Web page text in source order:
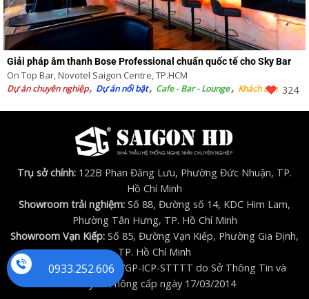
0933.252.606
Giải pháp âm thanh Bose Professional chuẩn quốc tế cho Sky Bar
On Top Bar, Novotel Saigon Centre, TP.HCM
Dự án chuyên nghiệp Dự án nổi bật Cafe - Bar - Lounge Khách sạn 324
Trụ sở chính: 122B Phan Đăng Lưu, Phường Đức Nhuận, TP.
Hồ Chí Minh
Showroom trải nghiệm: Số 88, Đường số 14, KDC Him Lam,
Phường Tân Hưng, TP. Hồ Chí Minh
Showroom Vạn Kiếp: Số 85, Đường Vạn Kiếp, Phường Gia Định,
TP. Hồ Chí Minh
Giấy phép (ICP) số 17/GP-ICP-STTTT do Sở Thông Tin và
Truyền Thông cấp ngày 17/03/2014